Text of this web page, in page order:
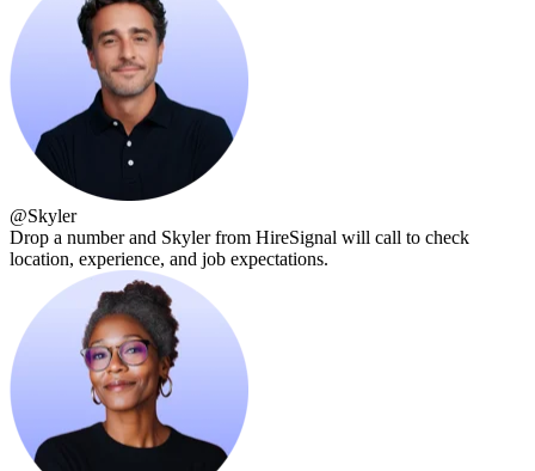
@Skyler
Drop a number and Skyler from HireSignal will call to check
location, experience, and job expectations.